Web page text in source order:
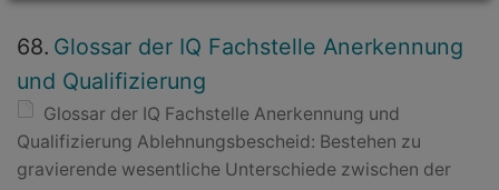
68. Glossar der IQ Fachstelle Anerkennung
und Qualifizierung
Glossar der IQ Fachstelle Anerkennung und
Qualifizierung Ablehnungsbescheid: Bestehen zu
gravierende wesentliche Unterschiede zwischen der